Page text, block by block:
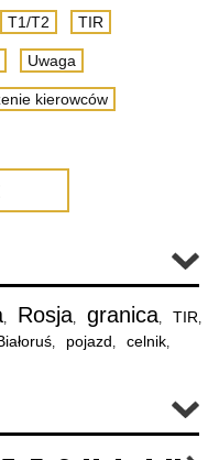
T1/T2 TIR
Uwaga
kierowców
Rosja granica TIR
pojazd celnik